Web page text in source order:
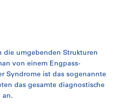
die umgebenden Strukturen
von einem Engpass-
Syndrome ist das sogenannte
das gesamte diagnostische
an.